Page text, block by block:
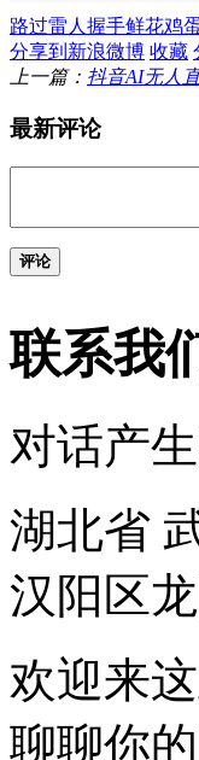
路过雷人 握手鲜花鸡
分享到新浪微博 收藏
上一篇： 抖音AI无人
最新评论
评论
联系我
对话产
湖北省
汉阳区
欢迎来
聊聊你的